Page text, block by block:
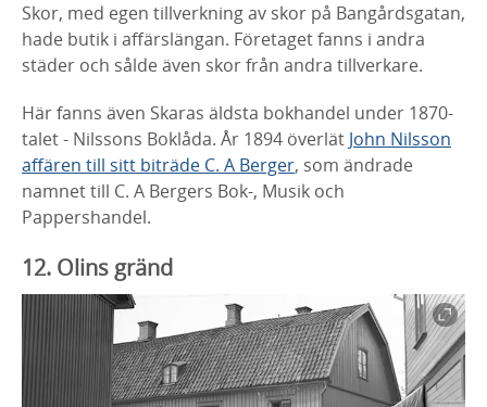
Skor, med egen tillverkning av skor på Bangårdsgatan,
hade butik i affärslängan. Företaget fanns i andra
städer och sålde även skor från andra tillverkare.
Här fanns även Skaras äldsta bokhandel under 1870-
talet - Nilssons Boklåda. År 1894 överlät John Nilsson
affären till sitt biträde C. A Berger, som ändrade
namnet till C. A Bergers Bok-, Musik och
Pappershandel.
12. Olins gränd